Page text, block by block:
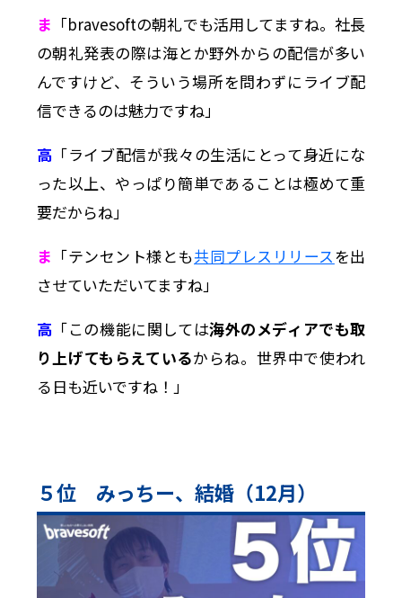
ま 「bravesoftの朝礼でも活用してますね。社長
の朝礼発表の際は海とか野外からの配信が多い
んですけど、そういう場所を問わずにライブ配
信できるのは魅力ですね」
高 「ライブ配信が我々の生活にとって身近にな
った以上、やっぱり簡単であることは極めて重
要だからね」
ま 「テンセント様とも共同プレスリリースを出
させていただいてますね」
高 「この機能に関しては海外のメディアでも取
り上げてもらえているからね。世界中で使われ
る日も近いですね！」
５位 みっちー、結婚（12月）